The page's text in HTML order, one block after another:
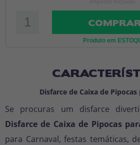
COMPRAR
Produto em
Disfarce de Caixa de
Se procuras um disfarce
Disfarce de Caixa de Pipocas
para Carnaval, festas temáticas,